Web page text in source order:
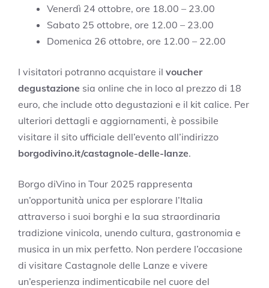
Venerdì 24 ottobre, ore 18.00 – 23.00
Sabato 25 ottobre, ore 12.00 – 23.00
Domenica 26 ottobre, ore 12.00 – 22.00
I visitatori potranno acquistare il voucher
degustazione sia online che in loco al prezzo di 18
euro, che include otto degustazioni e il kit calice. Per
ulteriori dettagli e aggiornamenti, è possibile
visitare il sito ufficiale dell’evento all’indirizzo
borgodivino.it/castagnole-delle-lanze.
Borgo diVino in Tour 2025 rappresenta
un’opportunità unica per esplorare l’Italia
attraverso i suoi borghi e la sua straordinaria
tradizione vinicola, unendo cultura, gastronomia e
musica in un mix perfetto. Non perdere l’occasione
di visitare Castagnole delle Lanze e vivere
un’esperienza indimenticabile nel cuore del